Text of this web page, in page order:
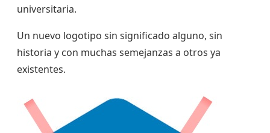
universitaria.
Un nuevo logotipo sin significado alguno, sin
historia y con muchas semejanzas a otros ya
existentes.